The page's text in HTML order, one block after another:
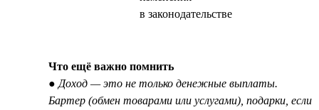
в законодательстве
Что ещё важно помнить
● Доход — это не только денежные выплаты.
Бартер (обмен товарами или услугами), подарки, если